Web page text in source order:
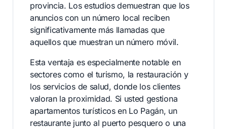
provincia. Los estudios demuestran que los
anuncios con un número local reciben
significativamente más llamadas que
aquellos que muestran un número móvil.
Esta ventaja es especialmente notable en
sectores como el turismo, la restauración y
los servicios de salud, donde los clientes
valoran la proximidad. Si usted gestiona
apartamentos turísticos en Lo Pagán, un
restaurante junto al puerto pesquero o una